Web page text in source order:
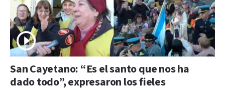
San Cayetano: “Es el santo que nos ha
dado todo”, expresaron los fieles